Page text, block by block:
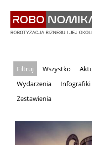
treści
yasne
main
menu
Wszystko
Wydarzenia
Infografiki
Zestawienia